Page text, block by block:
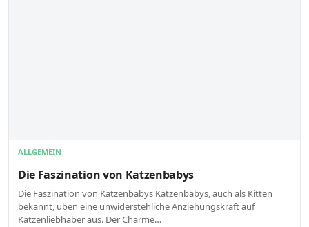
ALLGEMEIN
Die Faszination von Katzenbabys
Die Faszination von Katzenbabys Katzenbabys, auch als Kitten
bekannt, üben eine unwiderstehliche Anziehungskraft auf
Katzenliebhaber aus. Der Charme…